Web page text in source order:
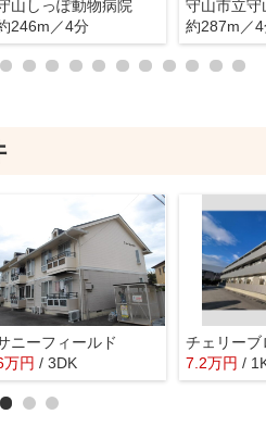
山しっぽ動物病院
246m／4分
守山市立守
約287m／
ニーフィールド
万円 / 3DK 7.2万円 /